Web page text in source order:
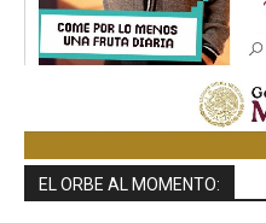
EL ORBE AL MOMENTO: